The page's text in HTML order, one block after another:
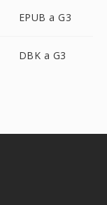
EPUB a G3
DBK a G3